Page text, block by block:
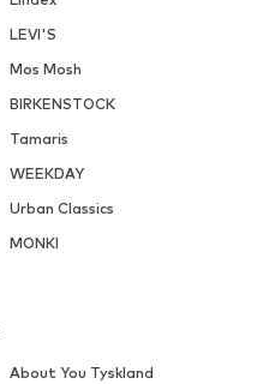
LEVI'S
Mos Mosh
BIRKENSTOCK
Tamaris
WEEKDAY
Urban Classics
MONKI
About You Tyskland